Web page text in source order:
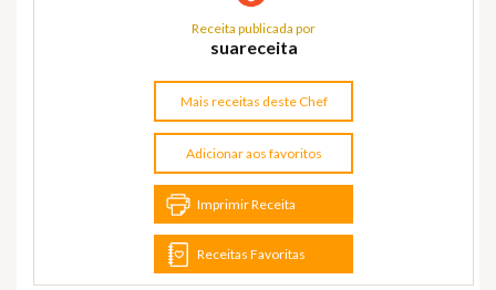
Receita publicada por
suareceita
Mais receitas deste Chef
Adicionar aos favoritos
Imprimir Receita
Receitas Favoritas